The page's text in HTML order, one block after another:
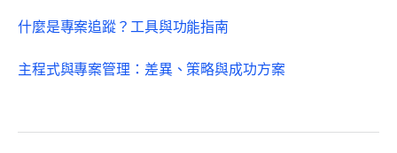
什麼是專案追蹤？工具與功能指南
主程式與專案管理：差異、策略與成功方案